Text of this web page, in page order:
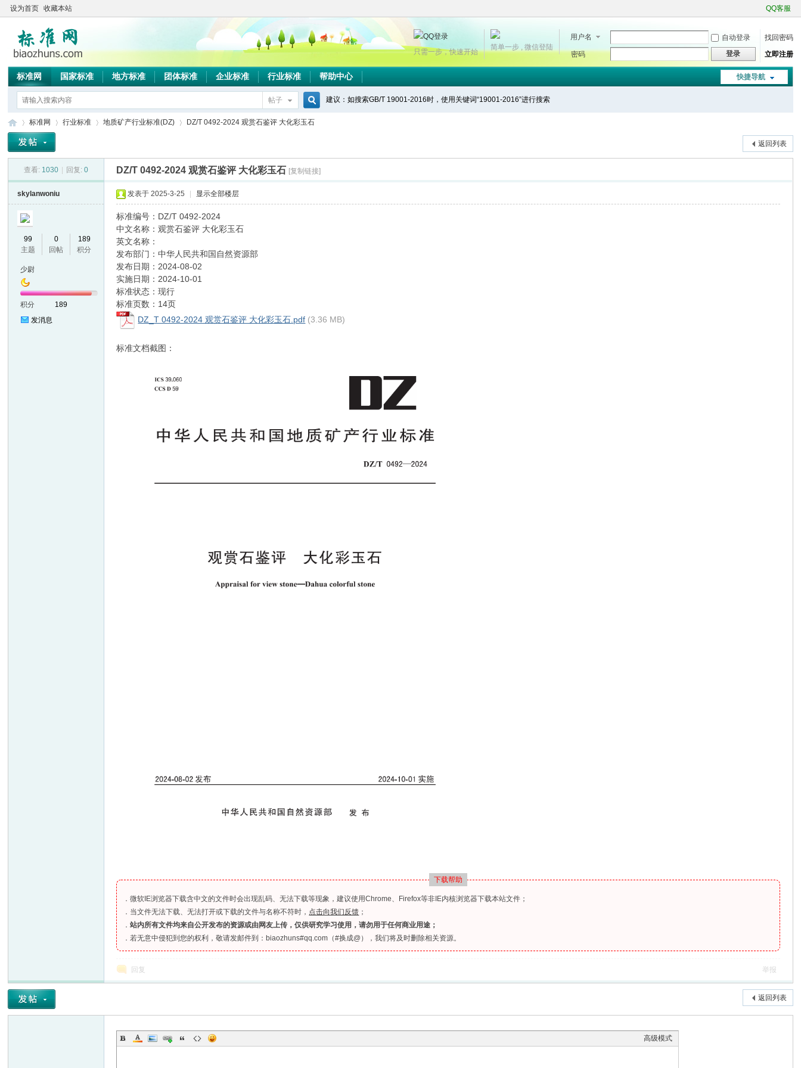
设为首页 收藏本站 QQ客服
用户名 自动登录
找回密码
密码
登录 立即注册
简单一步 , 微信登陆
只需一步，快速开始
快捷导航
标准网 国家标准 地方标准 团体标准 企业标准 行业标准 帮助中心
帖子
搜
索
建议：如搜索GB/T 19001-2016时，使用关键词“19001-2016”进行搜索
标准网
›
行业标准 地质矿产行业标准(DZ)
›
DZ/T 0492-2024 观赏石鉴评 大化彩玉石
返回列表
查看: 1030 回复: 0 DZ/T 0492-2024 观赏石鉴评 大化彩玉石 [复制链接]
skylanwoniu
99
主题
0
回帖
189
积分
少尉
积分
189
发消息
发表于 2025-3-25 显示全部楼层
标准编号：DZ/T 0492-2024
中文名称：观赏石鉴评 大化彩玉石
英文名称：
发布部门：中华人民共和国自然资源部
发布日期：2024-08-02
实施日期：2024-10-01
标准状态：现行
标准页数：14页
DZ_T 0492-2024 观赏石鉴评 大化彩玉石.pdf (3.36 MB)
标准文档截图：
下载帮助
．微软IE浏览器下载含中文的文件时会出现乱码、无法下载等现象，建议使用Chrome、Firefox等非IE内核浏览器下载本站文件；
．当文件无法下载、无法打开或下载的文件与名称不符时， 点击向我们反馈 ；
．站内所有文件均来自公开发布的资源或由网友上传，仅供研究学习使用，请勿用于任何商业用途；
．若无意中侵犯到您的权利，敬请发邮件到：biaozhuns#qq.com（#换成@），我们将及时删除相关资源。
回复 举报
返回列表
高级模式